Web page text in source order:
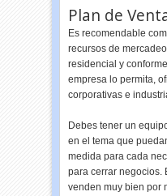
Plan de
Es recomendable
recursos de
residencial y
empresa lo permita,
corporativas e
Debes tener un
en el tema que
medida para cada
para cerrar negocios.
venden muy bien por